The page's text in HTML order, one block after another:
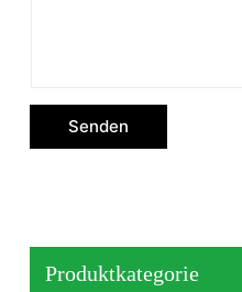
Senden
Produktkategorie